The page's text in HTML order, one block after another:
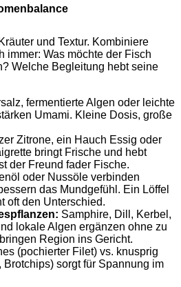
und Textur. Kombiniere
immer: Was möchte der Fisch
Welche Begleitung hebt seine
fermentierte Algen oder leichte
Umami. Kleine Dosis, große
Zitrone, ein Hauch Essig oder
bringt Frische und hebt
der Freund fader Fische.
oder Nussöle verbinden
das Mundgefühl. Ein Löffel
oft den Unterschied.
Samphire, Dill, Kerbel,
lokale Algen ergänzen ohne zu
Region ins Gericht.
(pochierter Filet) vs. knusprig
Brotchips) sorgt für Spannung im